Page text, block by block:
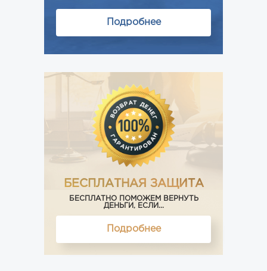
Подробнее
БЕСПЛАТНАЯ ЗАЩИТА
БЕСПЛАТНО ПОМОЖЕМ ВЕРНУТЬ
ДЕНЬГИ, ЕСЛИ...
Подробнее